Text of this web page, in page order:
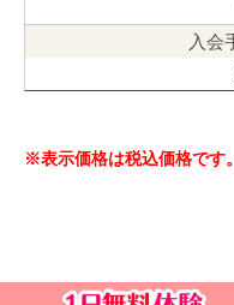
※表示価格は税込価格です。